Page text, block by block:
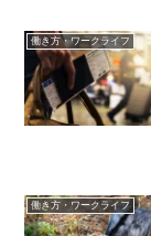
働き方・ワークライフ
働き方・ワークライフ